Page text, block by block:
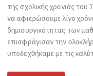
της σχολικής χρονιάς
να αφιερώσουμε λίγο
δημιουργικότητας των
επισφράγισαν την
υποδεχθήκαμε με τις